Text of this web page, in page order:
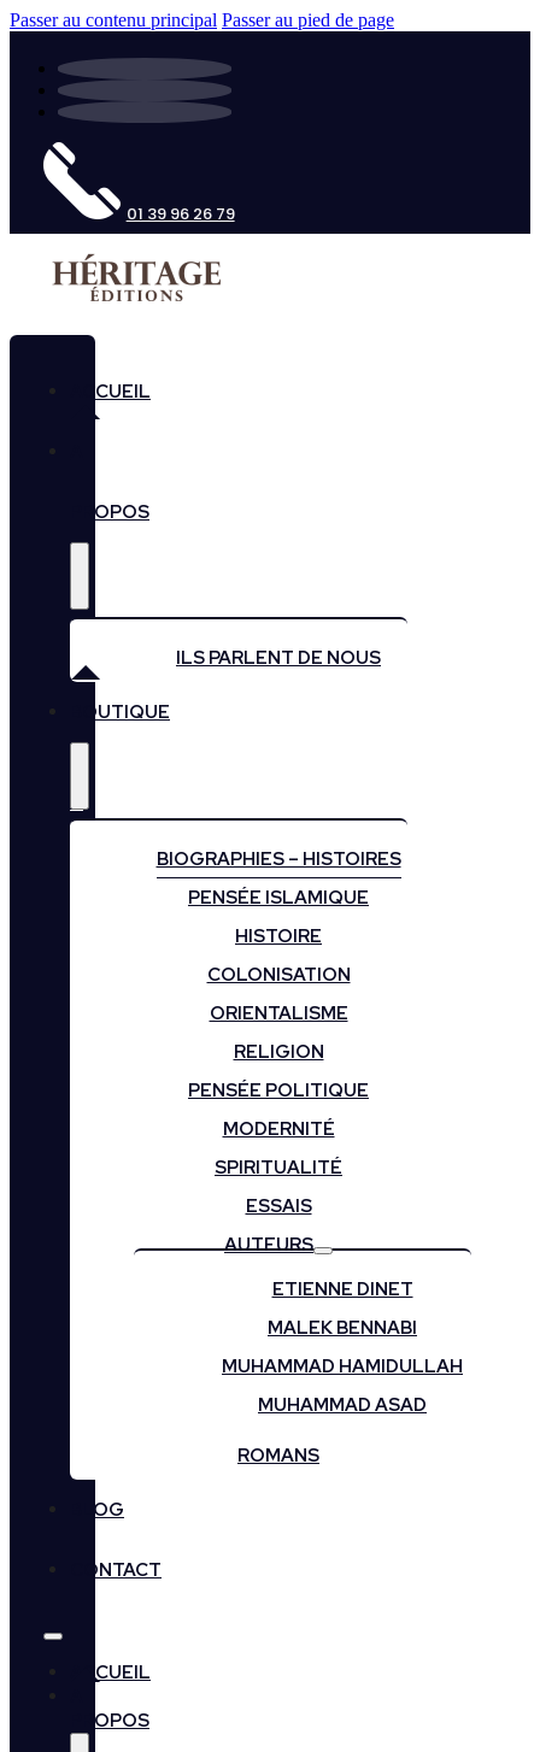
Passer au contenu principal Passer au pied de page
01 39 96 26 79
ACCUEIL
PROPOS
ILS PARLENT DE NOUS
BOUTIQUE
BIOGRAPHIES – HISTOIRES
PENSÉE ISLAMIQUE
HISTOIRE
COLONISATION
ORIENTALISME
RELIGION
PENSÉE POLITIQUE
MODERNITÉ
SPIRITUALITÉ
ESSAIS
AUTEURS
ETIENNE DINET
MALEK BENNABI
MUHAMMAD HAMIDULLAH
MUHAMMAD ASAD
ROMANS
BLOG
CONTACT
ACCUEIL
PROPOS